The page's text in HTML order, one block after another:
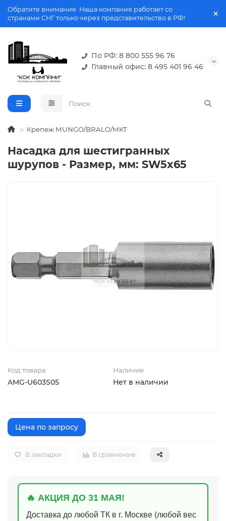
Обратите внимание. Наша компания работает со
странами СНГ только через представительство в РФ!
По РФ: 8 800 555 96 76
Главный офис: 8 495 401 96 46
Крепеж MUNGO/BRALO/MKT
Насадка для шестигранных
шурупов - Размер, мм: SW5x65
Код товара
AMG-U603S05
Наличие
Нет в наличии
Цена по запросу
В закладки В сравнение
🔥 АКЦИЯ ДО 31 МАЯ!
Доставка до любой ТК в г. Москве (любой вес